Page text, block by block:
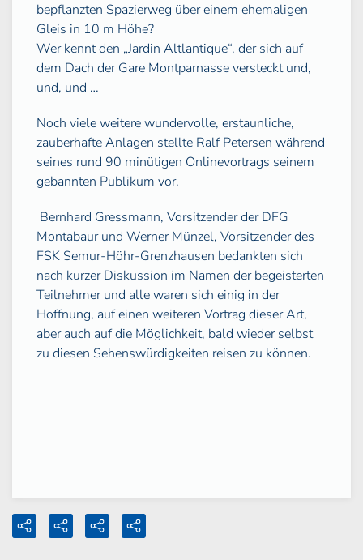
bepflanzten Spazierweg über einem ehemaligen
Gleis in 10 m Höhe?
Wer kennt den „Jardin Altlantique“, der sich auf
dem Dach der Gare Montparnasse versteckt und,
und, und …
Noch viele weitere wundervolle, erstaunliche,
zauberhafte Anlagen stellte Ralf Petersen während
seines rund 90 minütigen Onlinevortrags seinem
gebannten Publikum vor.
Bernhard Gressmann, Vorsitzender der DFG
Montabaur und Werner Münzel, Vorsitzender des
FSK Semur-Höhr-Grenzhausen bedankten sich
nach kurzer Diskussion im Namen der begeisterten
Teilnehmer und alle waren sich einig in der
Hoffnung, auf einen weiteren Vortrag dieser Art,
aber auch auf die Möglichkeit, bald wieder selbst
zu diesen Sehenswürdigkeiten reisen zu können.